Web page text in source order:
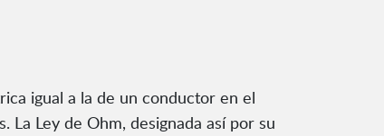
igual a la de un conductor en el
Ley de Ohm, designada así por su